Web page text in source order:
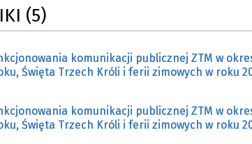
OCENY
(5)
komunikacji publicznej ZTM w
Święta Trzech Króli i ferii zimowych w roku
komunikacji publicznej ZTM w
Święta Trzech Króli i ferii zimowych w roku